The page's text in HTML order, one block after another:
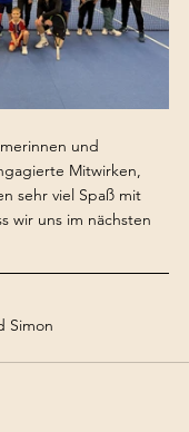
und
Mitwirken,
sehr viel Spaß mit
wir uns im nächsten
Simon